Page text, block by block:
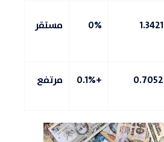
1.3421
0% مستقر
0.7052
+0.1% مرتفع